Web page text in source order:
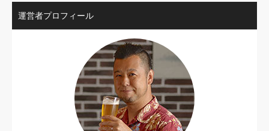
運営者プロフィール